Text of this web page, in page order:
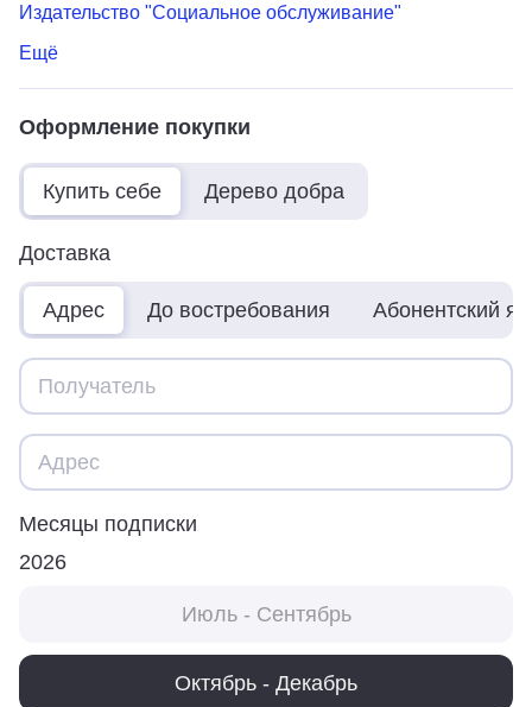
Издательство "Социальное обслуживание"
Ещё
Оформление покупки
Купить себе Дерево добра
Доставка
Адрес До востребования Абонентский
Месяцы подписки
2026
Июль - Сентябрь
Октябрь - Декабрь